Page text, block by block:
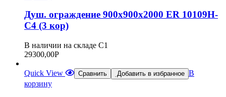
Душ. ограждение 900х900х2000 ER 10109Н-
C4 (3 кор)
В наличии на складе С1
29300,00Р
Quick View Сравнить Добавить в избранное В
корзину